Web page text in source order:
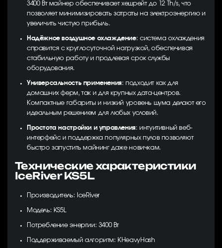
3400 Вт майнер обеспечивает хешрейт до 12 Th/s, что
позволяет минимизировать затраты на электроэнергию и
увеличить чистую прибыль.
Надёжное воздушное охлаждение: система охлаждения
справится с круглосуточной нагрузкой, обеспечивая
стабильную работу и продлевая срок службы
оборудования.
Универсальность применения: подходит как для
домашних ферм, так и для крупных дата-центров.
Компактные габариты и низкий уровень шума делают его
идеальным решением для любых условий.
Простота настройки и управления: интуитивный веб-
интерфейс и поддержка популярных пулов позволяют
быстро запустить майнинг даже новичкам.
Технические характеристики
IceRiver KS5L
Производитель: IceRiver
Модель: KS5L
Потребление энергии: 3400 Вт
Поддерживаемый алгоритм: KHeavyHash